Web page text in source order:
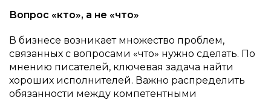
Вопрос «кто», а не «что»
В бизнесе возникает множество проблем,
связанных с вопросами «что» нужно сделать. По
мнению писателей, ключевая задача найти
хороших исполнителей. Важно распределить
обязанности между компетентными